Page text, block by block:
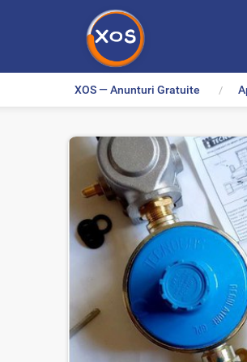
XOS — Anunturi Gratuite